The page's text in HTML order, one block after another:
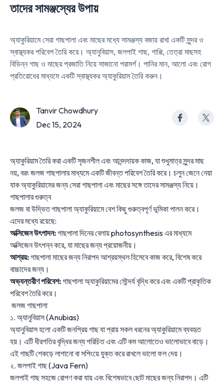
তাদের সামঞ্জস্যের উপায়
অ্যাকুরিয়ামে সেরা গাছপালা এবং মাছের মধ্যে সামঞ্জস্য বজায় রাখা একটি সুন্দর ও
স্বাস্থ্যকর পরিবেশ তৈরি করে। অ্যানুবিয়াস, জলপাই গাছ, গাপ্পি, তেত্রা মাছসহ
বিভিন্ন গাছ ও মাছের প্রজাতি নিয়ে সাজানো পরামর্শ। পানির মান, আলো এবং রোগ
প্রতিরোধের মাধ্যমে একটি স্বাস্থ্যকর অ্যাকুরিয়াম তৈরি করুন।
Tanvir Chowdhury
Dec 15, 2024
অ্যাকুরিয়াম তৈরি করা একটি সৃজনশীল এবং আনন্দদায়ক কাজ, যা শুধুমাত্র সুন্দর মাছ
নয়, বরং জলজ গাছপালার মাধ্যমে একটি জীবন্ত পরিবেশ তৈরি করে। চলুন জেনে নেয়া
যাক অ্যাকুরিয়ামের জন্য সেরা গাছপালা এবং মাছের সঙ্গে তাদের সামঞ্জস্য নিয়ে।
গাছপালার গুরুত্ব
জলজ বা উদ্ভিত গাছপালা অ্যাকুরিয়ামে বেশ কিছু গুরুত্বপূর্ণ ভূমিকা পালন করে।
এদের মধ্যে রয়েছে:
অক্সিজেন উৎপাদন:গাছপালা দিনের বেলায় photosynthesis এর মাধ্যমে
অক্সিজেন উৎপন্ন করে, যা মাছের জন্য প্রয়োজনীয়।
আশ্রয়:গাছপালা মাছের জন্য নিরাপদ আশ্রয়স্থল হিসেবে কাজ করে, বিশেষ করে
বাচ্চাদের জন্য।
অভ্যন্তরীণ পরিবেশ:গাছপালা অ্যাকুরিয়ামের সৌন্দর্য বৃদ্ধি করে এবং একটি প্রাকৃতিক
পরিবেশ তৈরি করে।
জলজ গাছপালা
১. অ্যানুবিয়াস (Anubias)
অ্যানুবিয়াস হলো একটি জনপ্রিয় গাছ যা প্রায় সকল ধরনের অ্যাকুরিয়ামে ব্যবহৃত
হয়। এটি ধীরগতির বৃদ্ধির জন্য পরিচিত এবং এটি কম আলোতেও ভালোভাবে বাড়ে।
এই গাছটি শেকড়ে লাগানো বা সপিংয়ে যুক্ত করে রাখলে ভালো ফল দেয়।
২. জলপাই গাছ (Java Fern)
জলপাই গাছ সহজে রোপণ করা যায় এবং বিশেষভাবে ছোট মাছের জন্য নিরাপদ। এটি